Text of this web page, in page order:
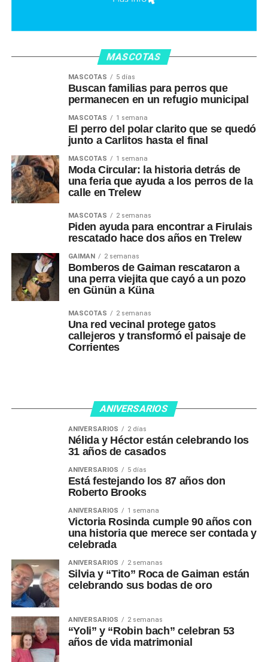
MASCOTAS
MASCOTAS 5 días
Buscan familias para perros que
permanecen en un refugio municipal
MASCOTAS 1 semana
El perro del polar clarito que se quedó
junto a Carlitos hasta el final
MASCOTAS 1 semana
Moda Circular: la historia detrás de
una feria que ayuda a los perros de la
calle en Trelew
MASCOTAS 2 semanas
Piden ayuda para encontrar a Firulais
rescatado hace dos años en Trelew
GAIMAN 2 semanas
Bomberos de Gaiman rescataron a
una perra viejita que cayó a un pozo
en Günün a Küna
MASCOTAS 2 semanas
Una red vecinal protege gatos
callejeros y transformó el paisaje de
Corrientes
ANIVERSARIOS
ANIVERSARIOS 2 días
Nélida y Héctor están celebrando los
31 años de casados
ANIVERSARIOS 5 días
Está festejando los 87 años don
Roberto Brooks
ANIVERSARIOS 1 semana
Victoria Rosinda cumple 90 años con
una historia que merece ser contada y
celebrada
ANIVERSARIOS 2 semanas
Silvia y “Tito” Roca de Gaiman están
celebrando sus bodas de oro
ANIVERSARIOS 2 semanas
“Yoli” y “Robin bach” celebran 53
años de vida matrimonial